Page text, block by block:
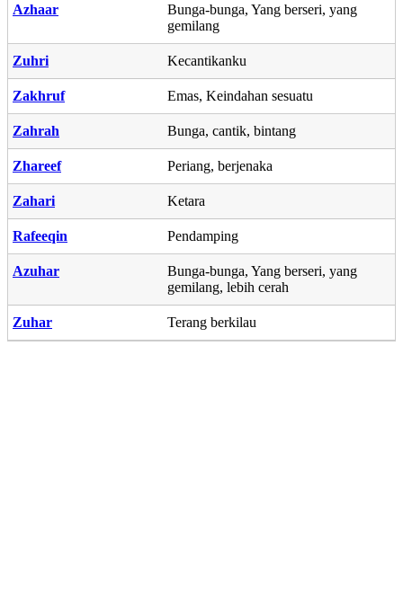
Azhaar
Bunga-bunga, Yang berseri, yang
gemilang
Zuhri Kecantikanku
Zakhruf Emas, Keindahan sesuatu
Zahrah Bunga, cantik, bintang
Zhareef Periang, berjenaka
Zahari Ketara
Rafeeqin Pendamping
Azuhar
Bunga-bunga, Yang berseri, yang
gemilang, lebih cerah
Zuhar Terang berkilau